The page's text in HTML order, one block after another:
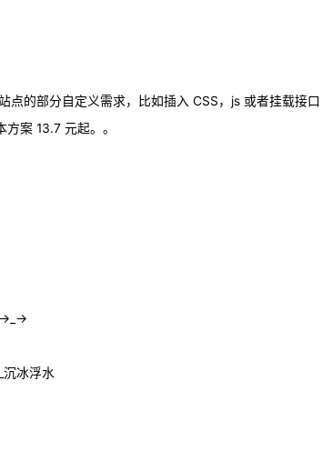
点的部分自定义需求，比如插入 CSS，js 或者挂载接
案 13.7 元起。。
→_→
沉冰浮水